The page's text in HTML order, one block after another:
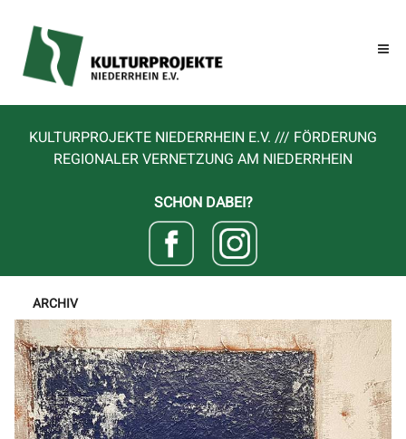
KULTURPROJEKTE NIEDERRHEIN E.V. /// FÖRDERUNG
REGIONALER VERNETZUNG AM NIEDERRHEIN
SCHON DABEI?
ARCHIV